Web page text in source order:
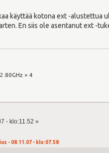
käyttää kotona ext -alustettua
En siis ole asentanut ext -
× 4
- klo:11.52 »
- 08.11.07 - klo:07.58